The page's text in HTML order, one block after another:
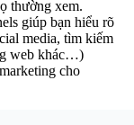
thường xem.
giúp bạn hiểu rõ
media, tìm kiếm
web khác…)
cho